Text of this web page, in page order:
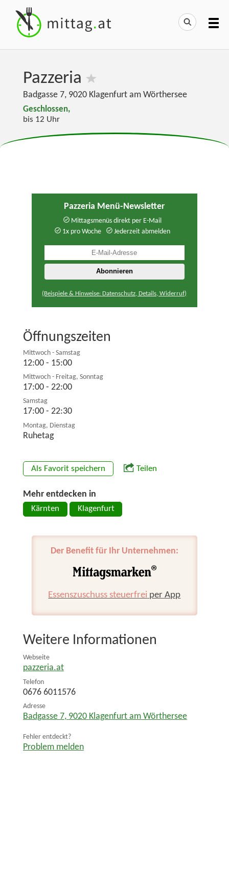
Pazzeria
Badgasse 7, 9020 Klagenfurt am Wörthersee
Geschlossen,
bis 12 Uhr
Pazzeria Menü-Newsletter
Mittagsmenüs direkt per E-Mail
1x pro Woche
Jederzeit abmelden
(Beispiele & Hinweise: Datenschutz, Details, Widerruf)
Öffnungszeiten
Mittwoch - Samstag
12:00 - 15:00
Mittwoch - Freitag, Sonntag
17:00 - 22:00
Samstag
17:00 - 22:30
Montag, Dienstag
Ruhetag
Als Favorit speichern Teilen
Mehr entdecken in
Kärnten Klagenfurt
Der Benefit für Ihr Unternehmen:
Essenszuschuss steuerfrei per App
Weitere Informationen
Webseite
pazzeria.at
Telefon
0676 6011576
Adresse
Badgasse 7, 9020 Klagenfurt am Wörthersee
Fehler entdeckt?
Problem melden